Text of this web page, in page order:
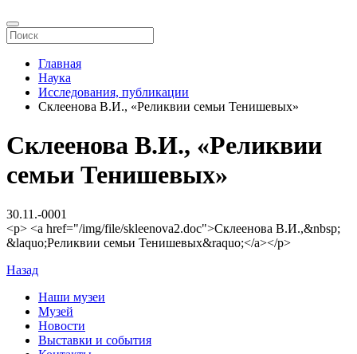
Главная
Наука
Исследования, публикации
Склеенова В.И., «Реликвии семьи Тенишевых»
Склеенова В.И., «Реликвии
семьи Тенишевых»
30.11.-0001
<p> <a href="/img/file/skleenova2.doc">Склеенова В.И.,&nbsp;
&laquo;Реликвии семьи Тенишевых&raquo;</a></p>
Назад
Наши музеи
Музей
Новости
Выставки и события